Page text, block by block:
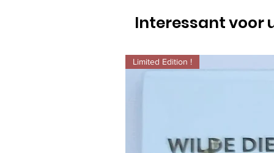
Interessant voor
Limited Edition !